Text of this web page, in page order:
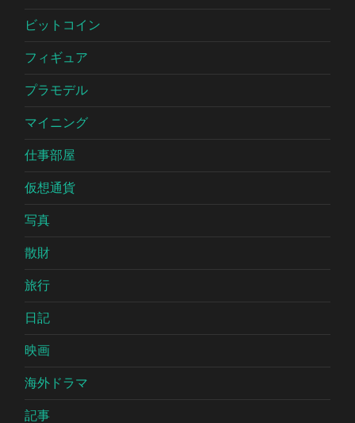
ビットコイン
フィギュア
プラモデル
マイニング
仕事部屋
仮想通貨
写真
散財
旅行
日記
映画
海外ドラマ
記事